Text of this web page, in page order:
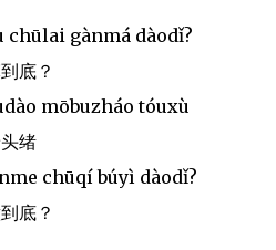
gànmá dàodǐ?
底？
mōbuzháo tóuxù
绪
chūqí búyì dàodǐ?
底？